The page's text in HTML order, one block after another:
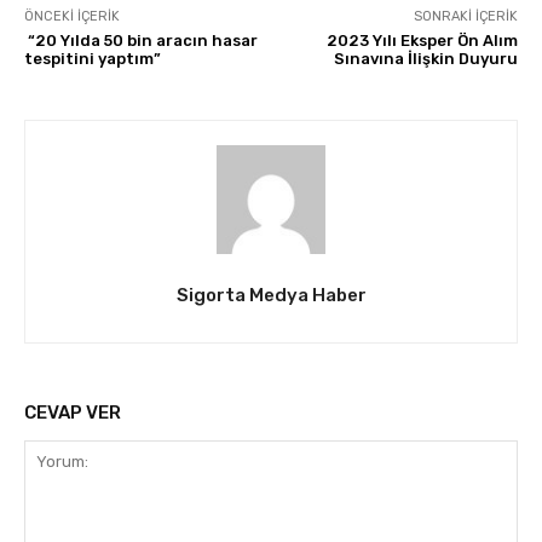
ÖNCEKI İÇERIK
“20 Yılda 50 bin aracın hasar
tespitini yaptım”
SONRAKI İÇERIK
2023 Yılı Eksper Ön Alım
Sınavına İlişkin Duyuru
Sigorta Medya Haber
CEVAP VER